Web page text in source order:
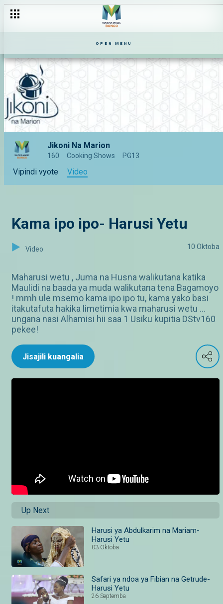
OPEN MENU
Jikoni Na Marion
160 Cooking Shows PG13
Vipindi vyote Video
Kama ipo ipo- Harusi Yetu
Video 10 Oktoba
Maharusi wetu , Juma na Husna walikutana katika
Maulidi na baada ya muda walikutana tena Bagamoyo
! mmh ule msemo kama ipo ipo tu, kama yako basi
itakutafuta hakika limetimia kwa maharusi wetu …
ungana nasi Alhamisi hii saa 1 Usiku kupitia DStv160
pekee!
Jisajili kuangalia
Up Next
Harusi ya Abdulkarim na Mariam-
Harusi Yetu
03 Oktoba
Safari ya ndoa ya Fibian na Getrude-
Harusi Yetu
26 Septemba